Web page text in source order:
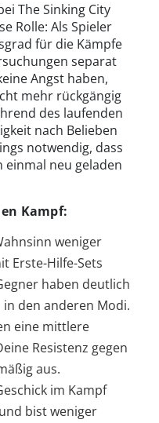
The Sinking City
Rolle: Als Spieler
für die Kämpfe
separat
Angst haben,
mehr rückgängig
des laufenden
nach Belieben
notwendig, dass
einmal neu geladen
Kampf:
weniger
Erste-Hilfe-Sets
haben deutlich
den anderen Modi.
eine mittlere
Resistenz gegen
aus.
im Kampf
bist weniger